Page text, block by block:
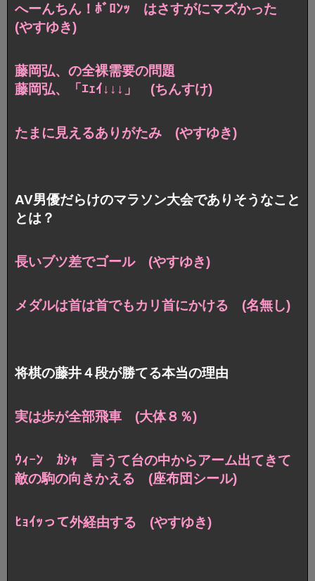
へーんちん！ﾎﾞﾛﾝｯ はさすがにマズかった
(やすゆき)
藤岡弘、の全裸需要の問題
藤岡弘、「ｴｪｲ↓↓↓」 (ちんすけ)
たまに見えるありがたみ (やすゆき)
AV男優だらけのマラソン大会でありそうなこと
とは？
長いブツ差でゴール (やすゆき)
メダルは首は首でもカリ首にかける (名無し)
将棋の藤井４段が勝てる本当の理由
実は歩が全部飛車 (大体８％)
ｳｨｰﾝ ｶｼｬ 言うて台の中からアーム出てきて
敵の駒の向きかえる (座布団シール)
ﾋｮｲｯって外経由する (やすゆき)